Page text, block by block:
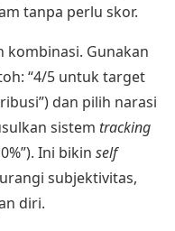
tanpa perlu skor.
kombinasi. Gunakan
“4/5 untuk target
dan pilih narasi
sistem tracking
Ini bikin self
subjektivitas,
diri.